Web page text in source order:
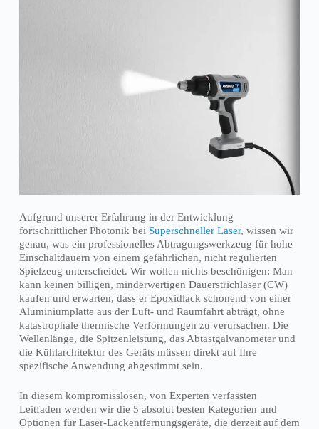
Aufgrund unserer Erfahrung in der Entwicklung
fortschrittlicher Photonik bei Superschneller Laser, wissen wir
genau, was ein professionelles Abtragungswerkzeug für hohe
Einschaltdauern von einem gefährlichen, nicht regulierten
Spielzeug unterscheidet. Wir wollen nichts beschönigen: Man
kann keinen billigen, minderwertigen Dauerstrichlaser (CW)
kaufen und erwarten, dass er Epoxidlack schonend von einer
Aluminiumplatte aus der Luft- und Raumfahrt abträgt, ohne
katastrophale thermische Verformungen zu verursachen. Die
Wellenlänge, die Spitzenleistung, das Abtastgalvanometer und
die Kühlarchitektur des Geräts müssen direkt auf Ihre
spezifische Anwendung abgestimmt sein.
In diesem kompromisslosen, von Experten verfassten
Leitfaden werden wir die 5 absolut besten Kategorien und
Optionen für Laser-Lackentfernungsgeräte, die derzeit auf dem